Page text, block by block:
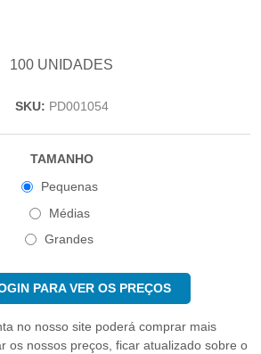
100 UNIDADES
SKU: PD001054
TAMANHO
Pequenas
Médias
Grandes
PARA VER OS PREÇOS
no nosso site poderá comprar mais
os nossos preços, ficar atualizado sobre o